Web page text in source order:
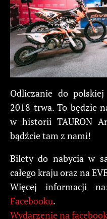
Odliczanie do
2018 trwa. To będzie
w historii TAURON
bądźcie tam z nami!
Bilety do nabycia w
całego kraju oraz na
Więcej informacji
Facebooku.
Wydarzenie na